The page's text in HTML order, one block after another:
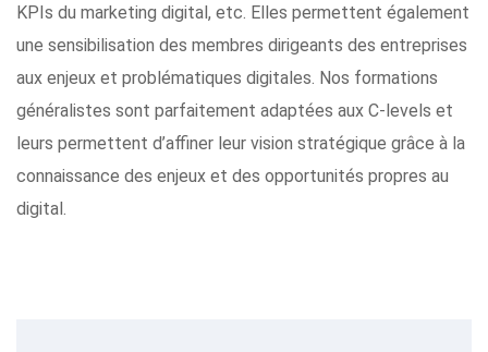
KPIs du marketing digital, etc. Elles permettent également
une sensibilisation des membres dirigeants des entreprises
aux enjeux et problématiques digitales. Nos formations
généralistes sont parfaitement adaptées aux C-levels et
leurs permettent d’affiner leur vision stratégique grâce à la
connaissance des enjeux et des opportunités propres au
digital.